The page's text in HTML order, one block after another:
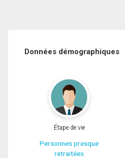
Données démographiques
Étape de vie
Personnes presque
retraitées